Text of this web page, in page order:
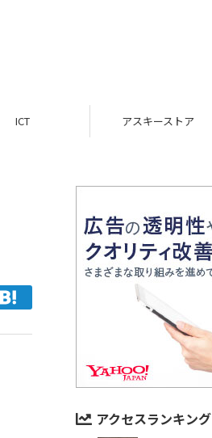
ICT アスキーストア
アクセスランキング